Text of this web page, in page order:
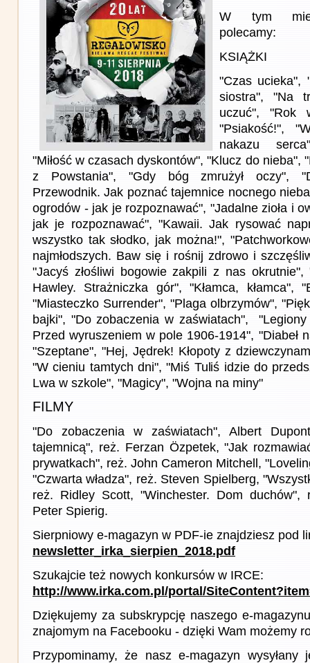
W tym
polecamy:
KSIĄŻKI
"Czas ucieka",
siostra", "Na
uczuć", "Rok
"Psiakość!",
nakazu
"Miłość w czasach dyskontów", "Klucz do nieba",
z Powstania", "Gdy bóg zmrużył oczy",
Przewodnik. Jak poznać tajemnice nocnego
ogrodów - jak je rozpoznawać", "Jadalne zioła i
jak je rozpoznawać", "Kawaii. Jak rysować
wszystko tak słodko, jak można!",
najmłodszych. Baw się i rośnij zdrowo i
"Jacyś złośliwi bogowie zakpili z nas
Hawley. Strażniczka gór", "Kłamca, kłamca",
"Miasteczko Surrender", "Plaga olbrzymów",
bajki", "Do zobaczenia w zaświatach",
Przed wyruszeniem w pole 1906-1914", "Diabeł
"Szeptane", "Hej, Jędrek! Kłopoty z
"W cieniu tamtych dni", "Miś Tuliś idzie do
Lwa w szkole", "Magicy", "Wojna na miny"
FILMY
"Do zobaczenia w zaświatach", Albert
tajemnicą", reż. Ferzan Özpetek, "Jak
prywatkach", reż. John Cameron Mitchell,
"Czwarta władza", reż. Steven Spielberg,
reż. Ridley Scott, "Winchester. Dom duchów",
Peter Spierig.
Sierpniowy e-magazyn w PDF-ie znajdziesz pod
newsletter_irka_sierpien_2018.pdf
Szukajcie też nowych konkursów w IRCE:
http://www.irka.com.pl/portal/
Dziękujemy za subskrypcję naszego e-
znajomym na Facebooku - dzięki Wam możemy
Przypominamy, że nasz e-magazyn